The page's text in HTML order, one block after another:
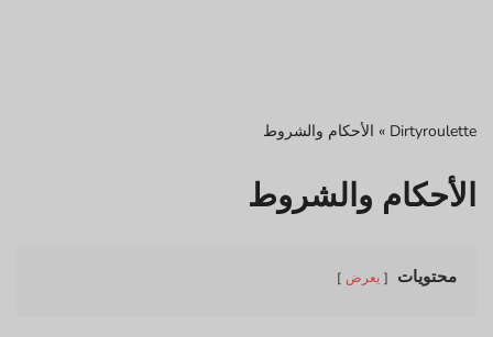
Dirtyroulette
» الأحكام والشروط
الأحكام والشروط
محتويات يعرض